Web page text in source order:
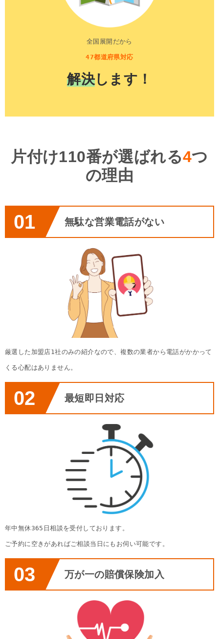
全国展開だから
47都道府県対応
解決します！
片付け110番が選ばれる4つ
の理由
01 無駄な営業電話がない
厳選した加盟店1社のみの紹介なので、複数の業者から電話がかかって
くる心配はありません。
02 最短即日対応
年中無休365日相談を受付しております。
ご予約に空きがあればご相談当日にもお伺い可能です。
03 万が一の賠償保険加入